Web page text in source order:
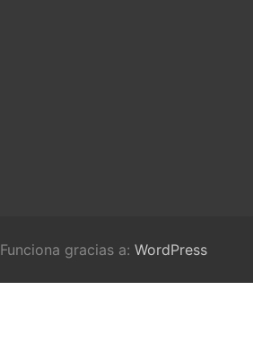
Funciona gracias a: WordPress